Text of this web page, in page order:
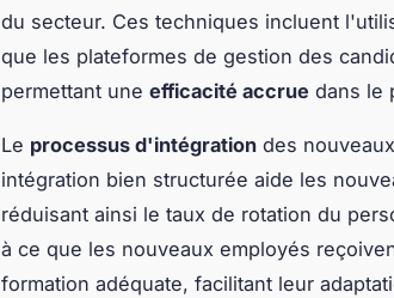
du secteur. Ces techniques incluent
que les plateformes de gestion des
permettant une efficacité accrue dans le
Le processus d'intégration des
intégration bien structurée aide les
réduisant ainsi le taux de rotation du
à ce que les nouveaux employés
formation adéquate, facilitant leur